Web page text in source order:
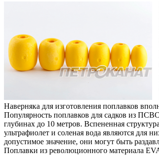
Наверняка для изготовления поплавков
Популярность поплавков для садков из
глубинах до 10 метров. Вспененная
ультрафиолет и соленая вода являются
допустимое значение, они могут быть
Поплавки из революционного материала